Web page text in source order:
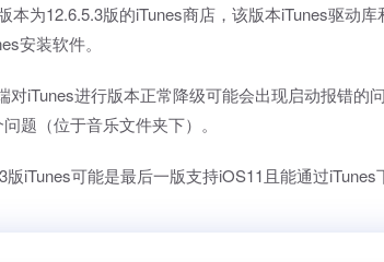
为12.6.5.3版的iTunes商店，该版本iTunes驱动
安装软件。
iTunes进行版本正常降级可能会出现启动报错的
题（位于音乐文件夹下）。
iTunes可能是最后一版支持iOS11且能通过iTunes